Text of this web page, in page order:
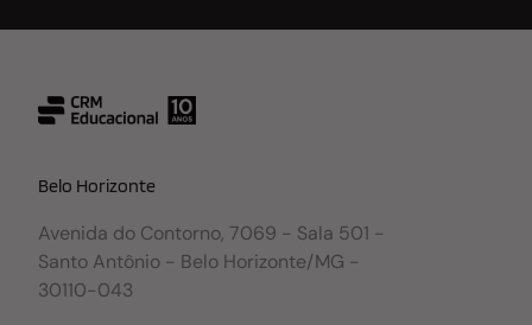
Belo Horizonte
Avenida do Contorno, 7069 - Sala 501 -
Santo Antônio - Belo Horizonte/MG -
30110-043